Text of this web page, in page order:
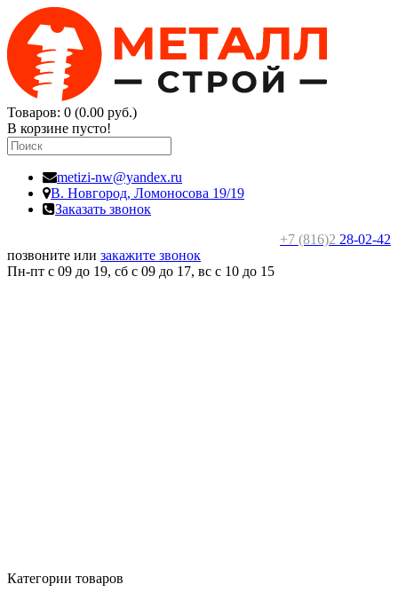
Товаров: 0 (0.00 руб.)
В корзине пусто!
metizi-nw@yandex.ru
В. Новгород, Ломоносова 19/19
Заказать звонок
+7 (816)2 28-02-42
позвоните или закажите звонок
Пн-пт с 09 до 19, сб с 09 до 17, вс c 10 до 15
Категории товаров